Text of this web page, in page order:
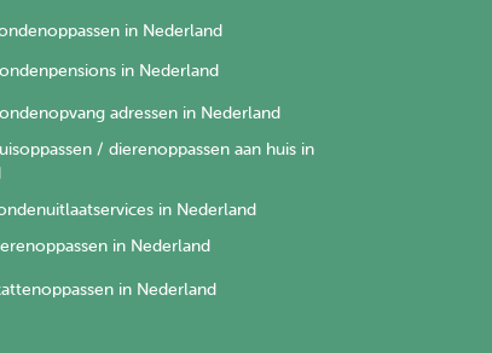
in Nederland
in Nederland
adressen in Nederland
/ dierenoppassen aan huis in
in Nederland
in Nederland
in Nederland